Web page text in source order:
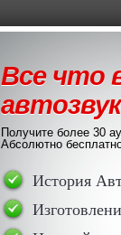
Все что
Получите более 30
Абсолютно
История